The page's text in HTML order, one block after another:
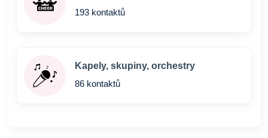
193 kontaktů
Kapely, skupiny, orchestry
86 kontaktů